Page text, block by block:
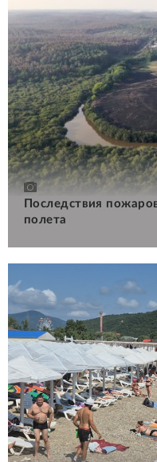
Последствия
полета